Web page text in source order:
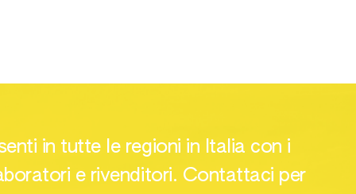
in tutte le regioni in Italia con i
e rivenditori. Contattaci per